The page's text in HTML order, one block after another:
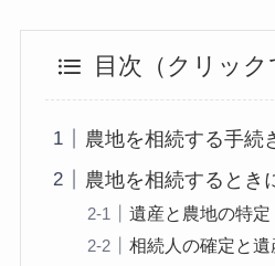
目次（クリック
農地を相続する手続
農地を相続するとき
遺産と農地の特定
相続人の確定と